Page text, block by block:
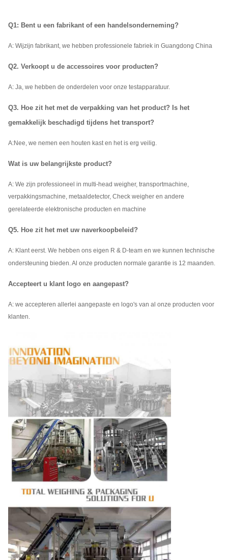
Q1: Bent u een fabrikant of een handelsonderneming?
A: Wijzijn fabrikant, we hebben professionele fabriek in Guangdong China
Q2. Verkoopt u de accessoires voor producten?
A: Ja, we hebben de onderdelen voor onze testapparatuur.
Q3. Hoe zit het met de verpakking van het product? Is het
gemakkelijk beschadigd tijdens het transport?
A:Nee, we nemen een houten kast en het is erg veilig.
Wat is uw belangrijkste product?
A: We zijn professioneel in multi-head weigher, transportmachine,
verpakkingsmachine, metaaldetector, Check weigher en andere
gerelateerde elektronische producten en machine
Q5. Hoe zit het met uw naverkoopbeleid?
A: Klant eerst. We hebben ons eigen R & D-team en we kunnen technische
ondersteuning bieden. Al onze producten normale garantie is 12 maanden.
Accepteert u klant logo en aangepast?
A: we accepteren allerlei aangepaste en logo's van al onze producten voor
klanten.